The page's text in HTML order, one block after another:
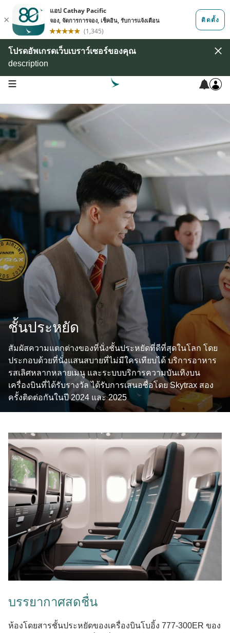
โปรดอัพเกรดเว็บเบราว์เซอร์ของคุณ
description
open navigation menu
ชั้นประหยัด
สัมผัสความแตกต่างของที่นั่งชั้นประหยัดที่ดีที่สุดในโลก โดย
ประกอบด้วยที่นั่งแสนสบายที่ไม่มีใครเทียบได้ บริการอาหาร
รสเลิศหลากหลายเมนู และระบบบริการความบันเทิงบน
เครื่องบินที่ได้รับรางวัล ได้รับการเสนอชื่อโดย Skytrax สอง
ครั้งติดต่อกันในปี 2024 และ 2025
บรรยากาศสดชื่น
ห้องโดยสารชั้นประหยัดของเครื่องบินโบอิ้ง 777-300ER ของ